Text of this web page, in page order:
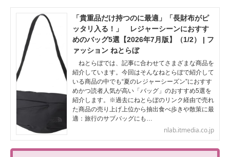
「貴重品だけ持つのに最適」「長財布がピ
ッタリ入る！」 レジャーシーンにおすす
めのバッグ5選【2026年7月版】（1/2） | フ
ァッション ねとらぼ
ねとらぼでは、記事に合わせてさまざまな商品を
紹介しています。今回はそんなねとらぼで紹介して
いる商品の中でも“夏のレジャーシーズン”におすす
めかつ読者人気が高い「バッグ」のおすすめ5選を
紹介します。※過去にねとらぼのリンク経由で売れ
た商品の売り上げ上位から抽出食べ歩きや散策に最
適：旅行のサブバッグにも…
nlab.itmedia.co.jp